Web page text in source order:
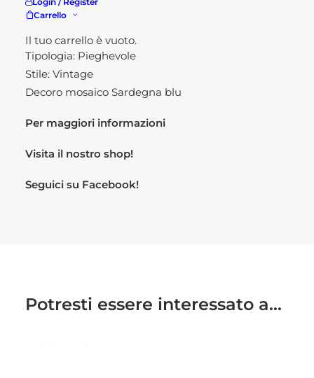
Carrello
Il tuo carrello è vuoto.
Colore: Blu
Forma: Circolare
Tipologia: Pieghevole
Stile: Vintage
Decoro mosaico Sardegna blu
Per maggiori informazioni
Visita il nostro shop!
Seguici su Facebook!
Potresti essere interessato a...